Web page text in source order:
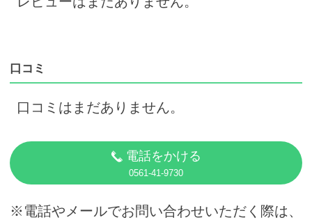
口コミ
口コミはまだありません。
電話をかける
0561-41-9730
※電話やメールでお問い合わせいただく際は、